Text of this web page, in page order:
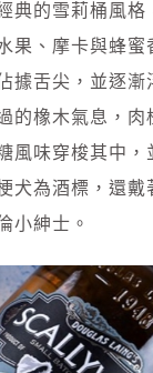
典的雪莉桶風格
果、摩卡與蜂蜜
據舌尖，並逐漸
的橡木氣息，肉
風味穿梭其中，
犬為酒標，還戴
小紳士。